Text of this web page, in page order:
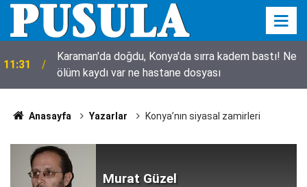
11:31
Karaman'da doğdu, Konya'da sırra kadem bastı! Ne
ölüm kaydı var ne hastane dosyası
Anasayfa Yazarlar Konya’nın siyasal zamirleri
Murat Güzel